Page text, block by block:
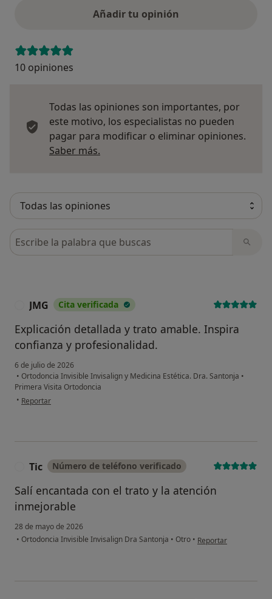
Añadir tu opinión
10 opiniones
Todas las opiniones son importantes, por
este motivo, los especialistas no pueden
pagar para modificar o eliminar opiniones.
Saber más.
Busca en opiniones
JMG Cita verificada
Explicación detallada y trato amable. Inspira
confianza y profesionalidad.
6 de julio de 2026
• Ortodoncia Invisible Invisalign y Medicina Estética. Dra. Santonja •
Primera Visita Ortodoncia
• en opinión del usuario JMG
Reportar
Tic Número de teléfono verificado
Salí encantada con el trato y la atención
inmejorable
28 de mayo de 2026
• Ortodoncia Invisible Invisalign Dra Santonja • Otro • en opinión del
Reportar